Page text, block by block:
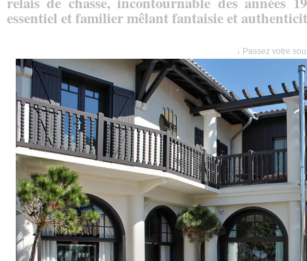
essentiel et familier mêlant fantaisie et
↓ Passez votre